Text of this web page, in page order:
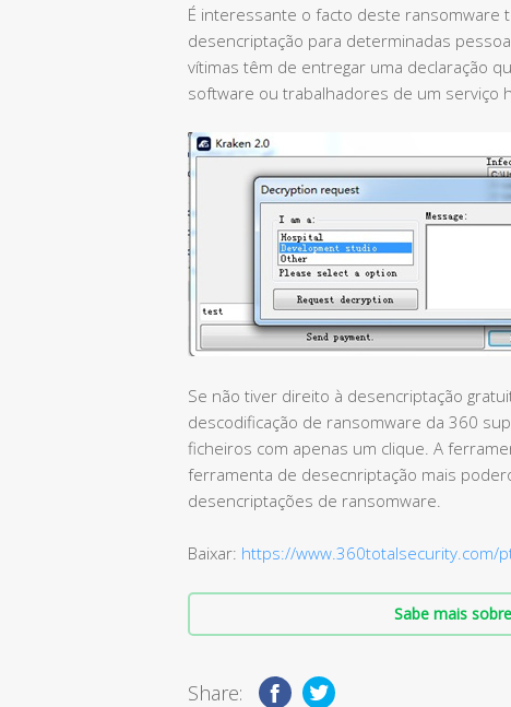
É interessante o facto deste ransomware
desencriptação para determinadas
vítimas têm de entregar uma declaração
software ou trabalhadores de um serviço
Se não tiver direito à desencriptação
descodificação de ransomware da 360
ficheiros com apenas um clique. A
ferramenta de desecnriptação mais
desencriptações de ransomware.
Baixar: https://www.360totalsecurity.com/
Sabe mais
Share: